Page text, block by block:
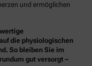
und ermöglichen
die physiologischen
So bleiben Sie im
gut versorgt –